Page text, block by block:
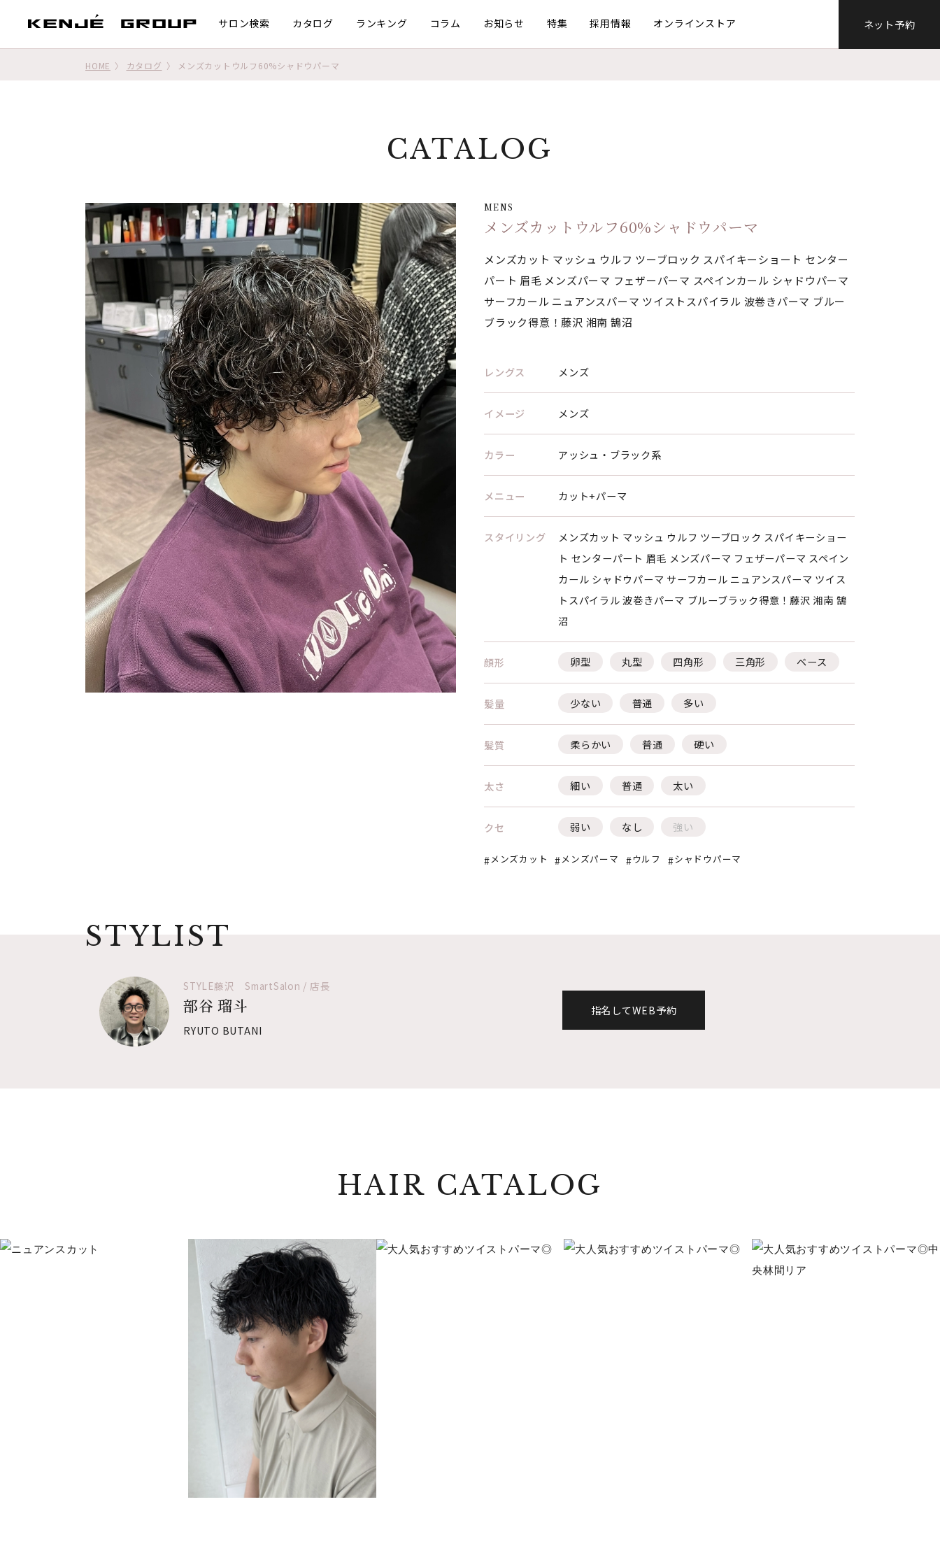
サロン検索 カタログ ランキング コラム お知らせ 特集 採用情報 オンラインストア ネット予約
HOME カタログ メンズカットウルフ60%シャドウパーマ
CATALOG
MENS
メンズカットウルフ60%シャドウパーマ
メンズカット マッシュ ウルフ ツーブロック スパイキーショート センター
パート 眉毛 メンズパーマ フェザーパーマ スペインカール シャドウパーマ
サーフカール ニュアンスパーマ ツイストスパイラル 波巻きパーマ ブルー
ブラック得意！藤沢 湘南 鵠沼
レングス メンズ
イメージ メンズ
カラー アッシュ・ブラック系
メニュー カット+パーマ
スタイリング
メンズカット マッシュ ウルフ ツーブロック スパイキーショー
ト センターパート 眉毛 メンズパーマ フェザーパーマ スペイン
カール シャドウパーマ サーフカール ニュアンスパーマ ツイス
トスパイラル 波巻きパーマ ブルーブラック得意！藤沢 湘南 鵠
沼
顔形 卵型 丸型 四角形 三角形 ベース
髪量 少ない 普通 多い
髪質 柔らかい 普通 硬い
太さ 細い 普通 太い
クセ 弱い なし 強い
メンズカット メンズパーマ ウルフ シャドウパーマ
STYLIST
STYLE藤沢 SmartSalon / 店長
部谷 瑠斗
RYUTO BUTANI
指名してWEB予約
HAIR CATALOG